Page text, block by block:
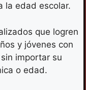
la edad escolar.
que logren
y jóvenes con
importar su
o edad.